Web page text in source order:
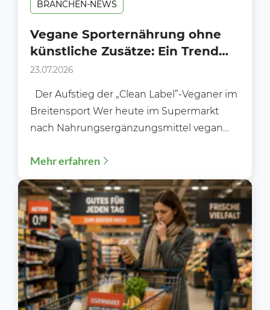
BRANCHEN-NEWS
Vegane Sporternährung ohne
künstliche Zusätze: Ein Trend
am Supermarkt-Regal?
23.07.2026
Der Aufstieg der „Clean Label”-Veganer im
Breitensport Wer heute im Supermarkt
nach Nahrungsergänzungsmittel vegan
Mehr erfahren